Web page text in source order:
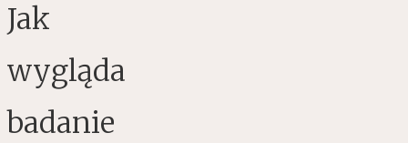
Jak
wygląda
badanie